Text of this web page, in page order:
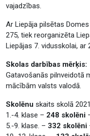
vajadzības.
Ar Liepāja pilsētas
275, tiek reorganizēta
Liepājas 7. vidusskolai, ar
Skolas darbības mērķis:
Gatavošanās pilnveidotā
mācībām valsts valodā.
Skolēnu skaits skolā
1.-4. klase – 248 skolēni
5.-9. klase. – 332 skolēni